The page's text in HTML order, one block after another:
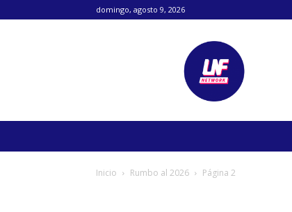
domingo, agosto 9, 2026
Lanetafutbolera
Inicio Rumbo al 2026 Página 2